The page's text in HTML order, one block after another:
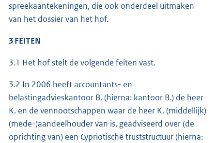
spreekaantekeningen, die ook onderdeel uitmaken
van het dossier van het hof.
3 FEITEN
3.1 Het hof stelt de volgende feiten vast.
3.2 In 2006 heeft accountants- en
belastingadvieskantoor B. (hierna: kantoor B.) de heer
K. en de vennootschappen waar de heer K. (middellijk)
(mede-)aandeelhouder van is, geadviseerd over (de
oprichting van) een Cypriotische truststructuur (hierna: